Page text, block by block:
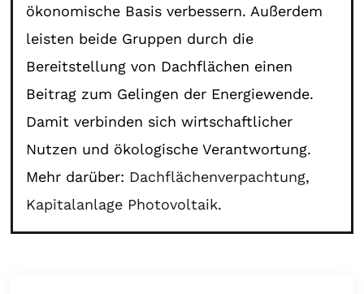
ökonomische Basis verbessern. Außerdem
leisten beide Gruppen durch die
Bereitstellung von Dachflächen einen
Beitrag zum Gelingen der Energiewende.
Damit verbinden sich wirtschaftlicher
Nutzen und ökologische Verantwortung.
Mehr darüber: Dachflächenverpachtung,
Kapitalanlage Photovoltaik.